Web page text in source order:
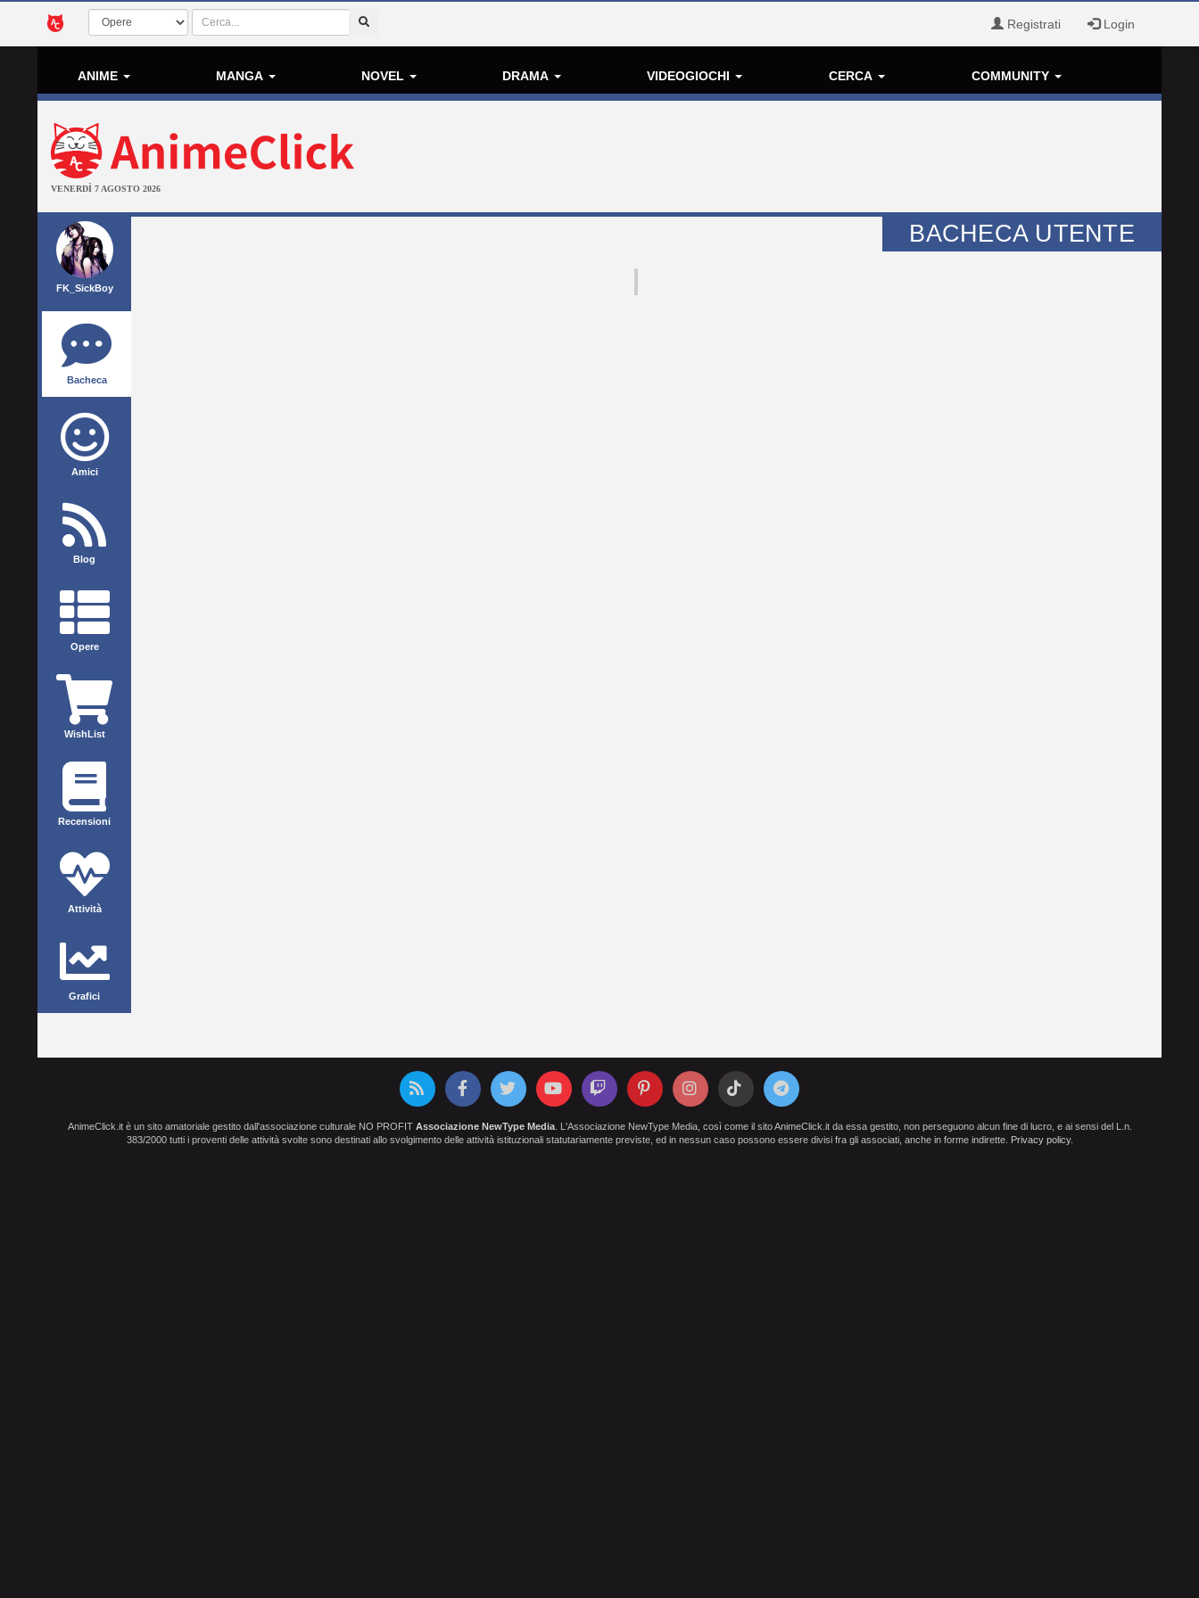
Registrati Login
ANIME MANGA NOVEL DRAMA VIDEOGIOCHI CERCA COMMUNITY
VENERDÌ 7 AGOSTO 2026
FK_SickBoy
Bacheca
Amici
Blog
Opere
WishList
Recensioni
Attività
Grafici
BACHECA UTENTE
AnimeClick.it è un sito amatoriale gestito dall'associazione culturale NO PROFIT Associazione NewType Media. L'Associazione NewType Media, così come il sito AnimeClick.it da essa gestito, non perseguono alcun fine di lucro, e ai sensi del L.n.
383/2000 tutti i proventi delle attività svolte sono destinati allo svolgimento delle attività istituzionali statutariamente previste, ed in nessun caso possono essere divisi fra gli associati, anche in forme indirette. Privacy policy.